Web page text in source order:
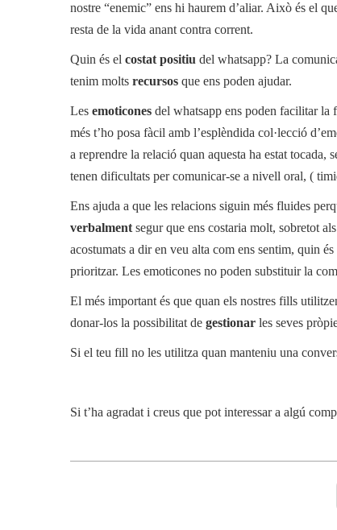
nostre “enemic” ens hi haurem d’aliar. Això és el
resta de la vida anant contra corrent.
Quin és el costat positiu del whatsapp? La
tenim molts recursos que ens poden ajudar.
Les emoticones del whatsapp ens poden facilitar la
més t’ho posa fàcil amb l’esplèndida col·lecció
a reprendre la relació quan aquesta ha estat
tenen dificultats per comunicar-se a nivell oral, (
Ens ajuda a que les relacions siguin més fluides
verbalment segur que ens costaria molt, sobretot
acostumats a dir en veu alta com ens sentim, quin és
prioritzar. Les emoticones no poden substituir la
El més important és que quan els nostres fills
donar-los la possibilitat de gestionar les seves
Si el teu fill no les utilitza quan manteniu una
Si t’ha agradat i creus que pot interessar a algú